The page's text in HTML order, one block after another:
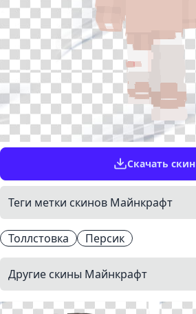
Скачать скин
Теги метки скинов Майнкрафт
Толлстовка Персик
Другие скины Майнкрафт